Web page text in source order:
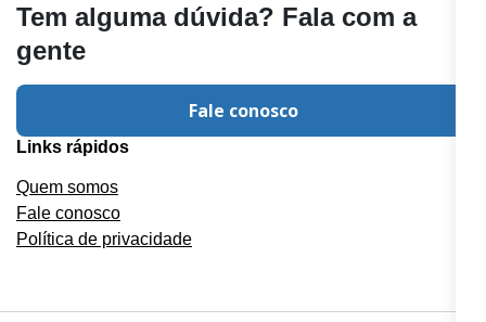
Tem alguma dúvida? Fala com a
gente
Fale conosco
Links rápidos
Quem somos
Fale conosco
Política de privacidade